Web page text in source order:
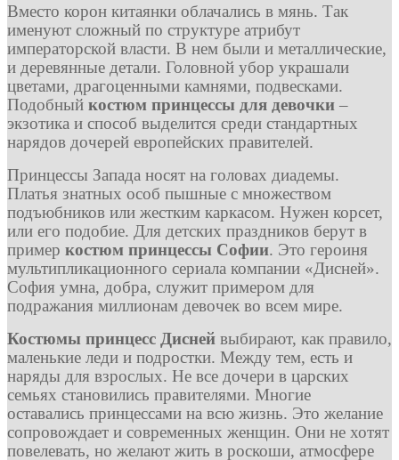
Вместо корон китаянки облачались в мянь. Так
именуют сложный по структуре атрибут
императорской власти. В нем были и металлические,
и деревянные детали. Головной убор украшали
цветами, драгоценными камнями, подвесками.
Подобный костюм принцессы для девочки –
экзотика и способ выделится среди стандартных
нарядов дочерей европейских правителей.
Принцессы Запада носят на головах диадемы.
Платья знатных особ пышные с множеством
подъюбников или жестким каркасом. Нужен корсет,
или его подобие. Для детских праздников берут в
пример костюм принцессы Софии. Это героиня
мультипликационного сериала компании «Дисней».
София умна, добра, служит примером для
подражания миллионам девочек во всем мире.
Костюмы принцесс Дисней выбирают, как правило,
маленькие леди и подростки. Между тем, есть и
наряды для взрослых. Не все дочери в царских
семьях становились правителями. Многие
оставались принцессами на всю жизнь. Это желание
сопровождает и современных женщин. Они не хотят
повелевать, но желают жить в роскоши, атмосфере